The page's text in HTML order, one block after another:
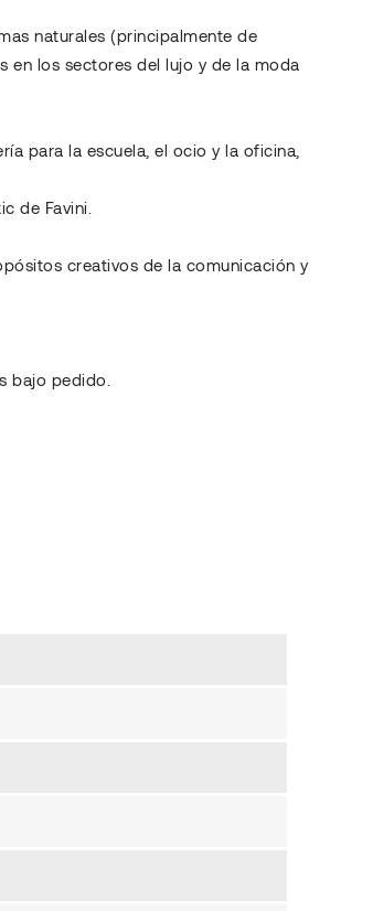
naturales (principalmente de
en los sectores del lujo y de la moda
para la escuela, el ocio y la oficina,
de Favini.
creativos de la comunicación y
bajo pedido.